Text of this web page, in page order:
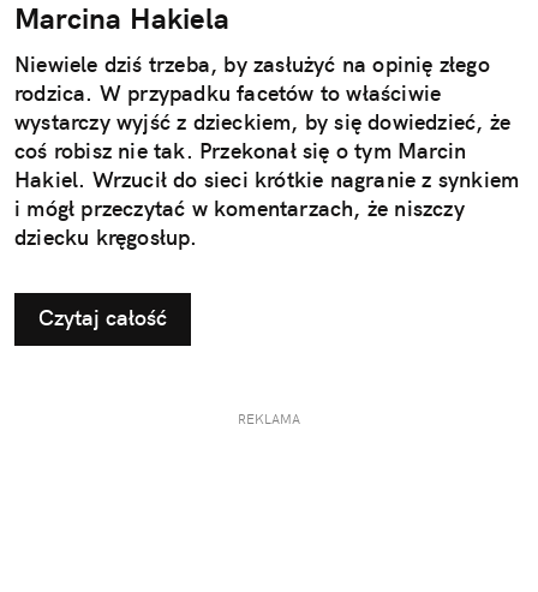
Marcina Hakiela
Niewiele dziś trzeba, by zasłużyć na opinię złego
rodzica. W przypadku facetów to właściwie
wystarczy wyjść z dzieckiem, by się dowiedzieć, że
coś robisz nie tak. Przekonał się o tym Marcin
Hakiel. Wrzucił do sieci krótkie nagranie z synkiem
i mógł przeczytać w komentarzach, że niszczy
dziecku kręgosłup.
Czytaj całość
REKLAMA